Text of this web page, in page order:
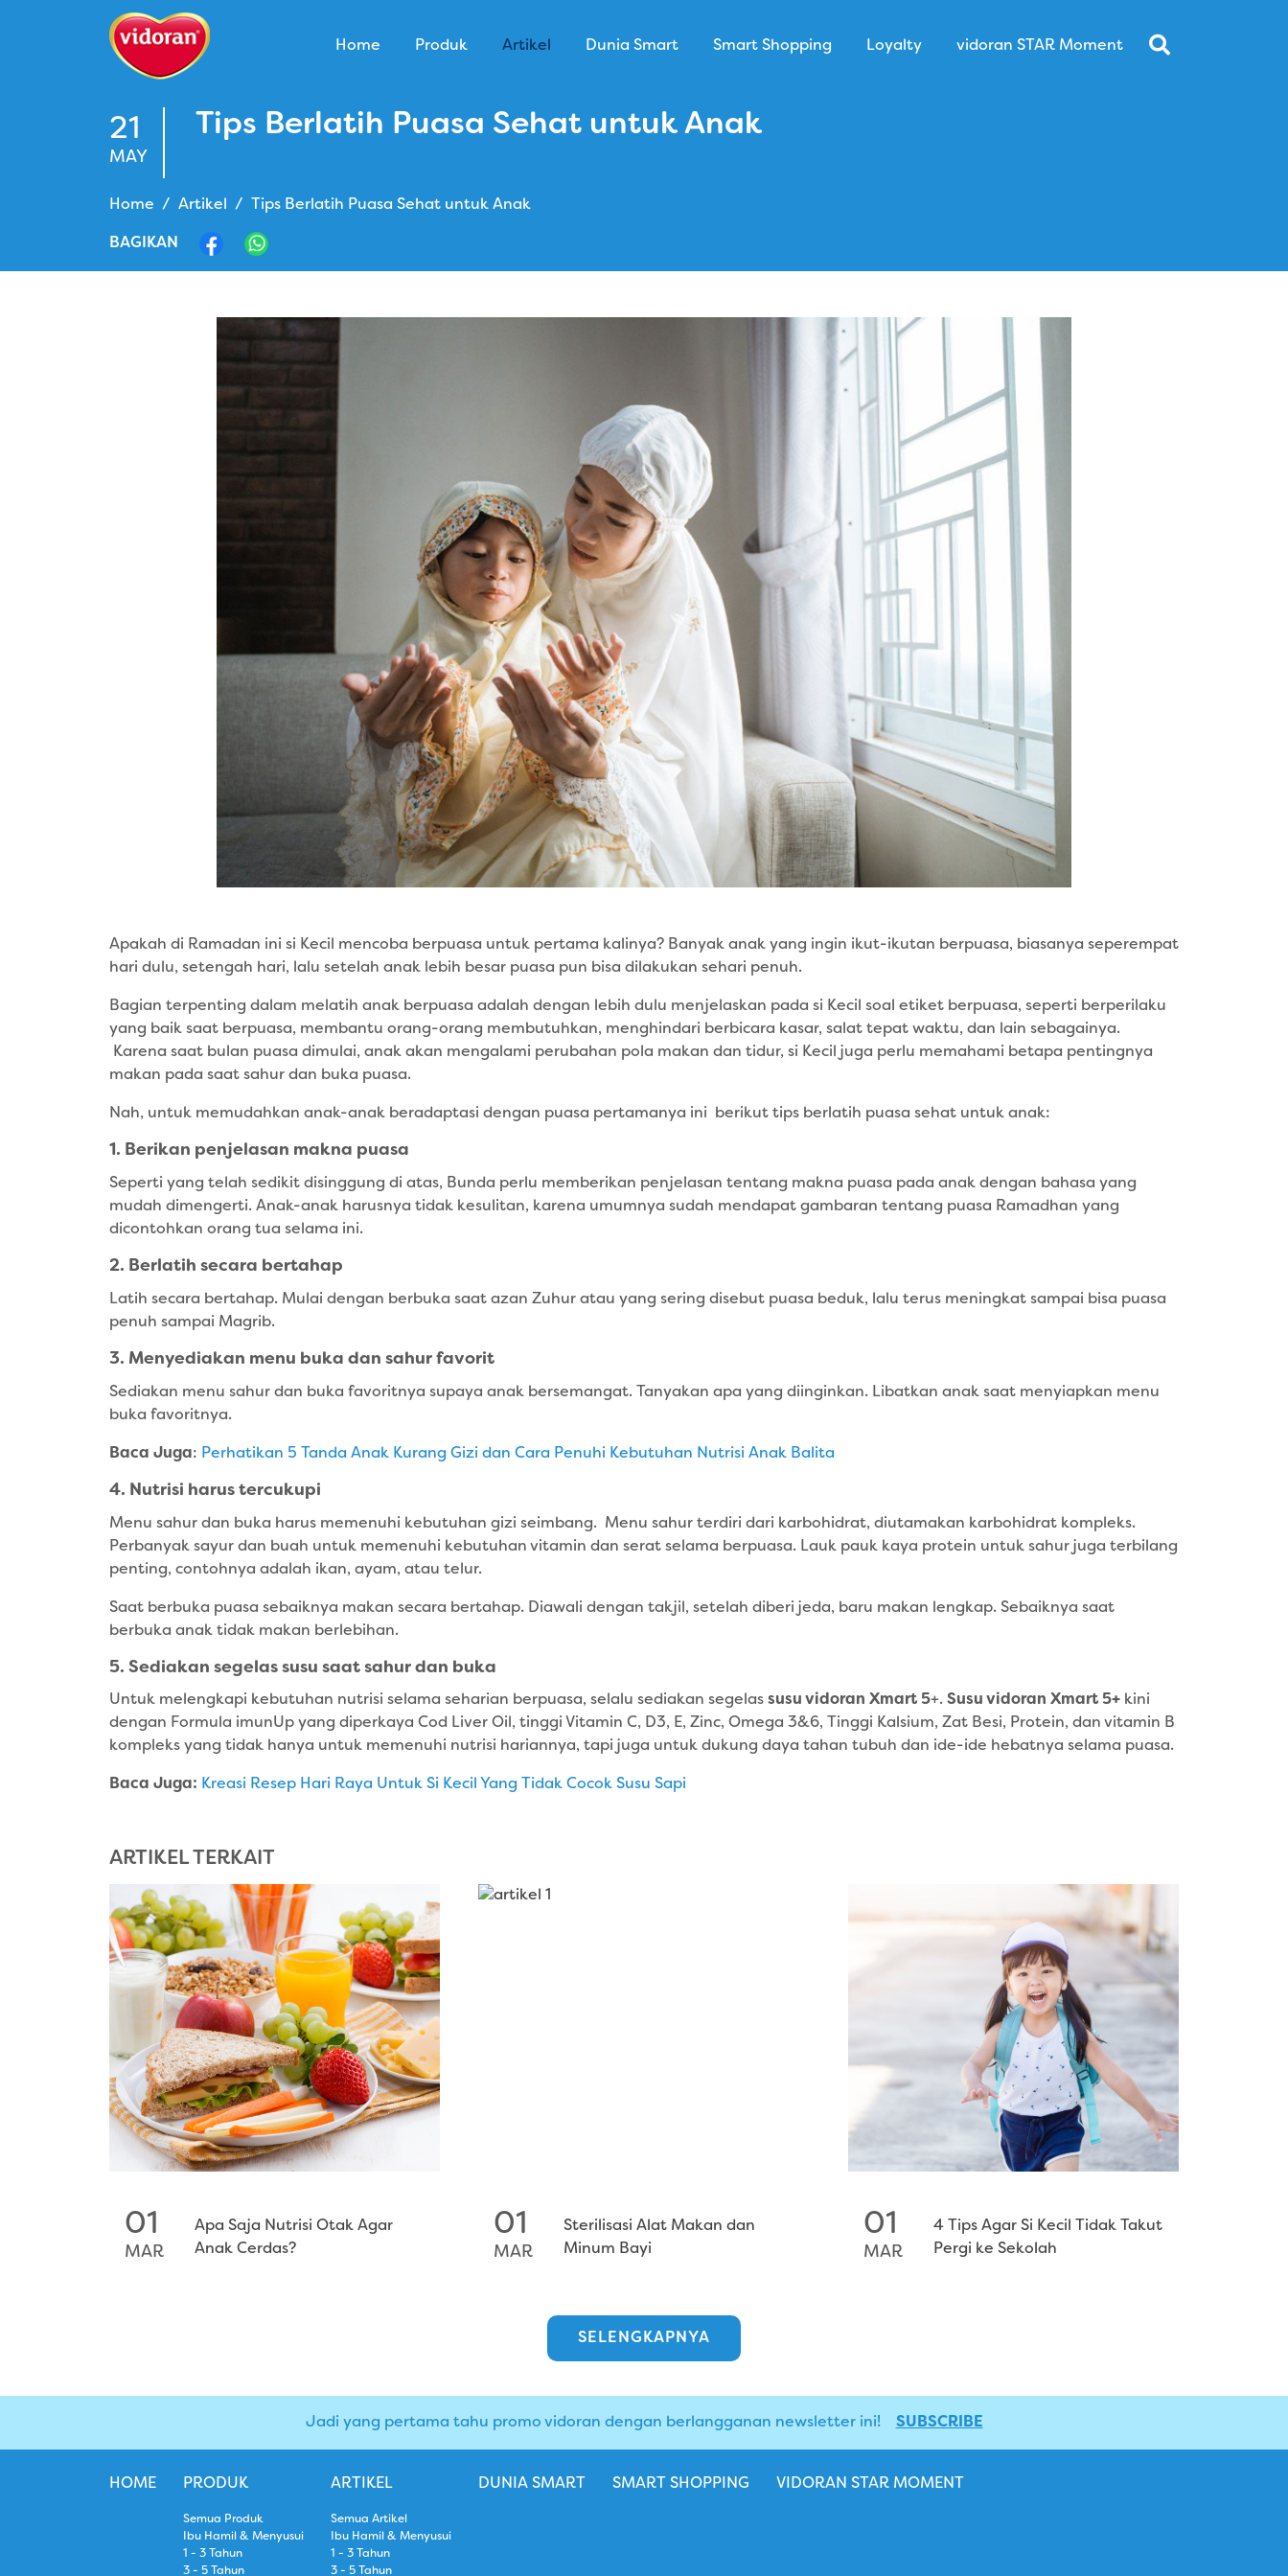
Home Produk Artikel Dunia Smart Smart Shopping Loyalty vidoran STAR Moment
21
MAY
Tips Berlatih Puasa Sehat untuk Anak
Home Artikel Tips Berlatih Puasa Sehat untuk Anak
BAGIKAN
Apakah di Ramadan ini si Kecil mencoba berpuasa untuk pertama kalinya? Banyak anak yang ingin ikut-ikutan berpuasa, biasanya seperempat
hari dulu, setengah hari, lalu setelah anak lebih besar puasa pun bisa dilakukan sehari penuh.
Bagian terpenting dalam melatih anak berpuasa adalah dengan lebih dulu menjelaskan pada si Kecil soal etiket berpuasa, seperti berperilaku
yang baik saat berpuasa, membantu orang-orang membutuhkan, menghindari berbicara kasar, salat tepat waktu, dan lain sebagainya.
Karena saat bulan puasa dimulai, anak akan mengalami perubahan pola makan dan tidur, si Kecil juga perlu memahami betapa pentingnya
makan pada saat sahur dan buka puasa.
Nah, untuk memudahkan anak-anak beradaptasi dengan puasa pertamanya ini berikut tips berlatih puasa sehat untuk anak:
1. Berikan penjelasan makna puasa
Seperti yang telah sedikit disinggung di atas, Bunda perlu memberikan penjelasan tentang makna puasa pada anak dengan bahasa yang
mudah dimengerti. Anak-anak harusnya tidak kesulitan, karena umumnya sudah mendapat gambaran tentang puasa Ramadhan yang
dicontohkan orang tua selama ini.
2. Berlatih secara bertahap
Latih secara bertahap. Mulai dengan berbuka saat azan Zuhur atau yang sering disebut puasa beduk, lalu terus meningkat sampai bisa puasa
penuh sampai Magrib.
3. Menyediakan menu buka dan sahur favorit
Sediakan menu sahur dan buka favoritnya supaya anak bersemangat. Tanyakan apa yang diinginkan. Libatkan anak saat menyiapkan menu
buka favoritnya.
Baca Juga: Perhatikan 5 Tanda Anak Kurang Gizi dan Cara Penuhi Kebutuhan Nutrisi Anak Balita
4. Nutrisi harus tercukupi
Menu sahur dan buka harus memenuhi kebutuhan gizi seimbang. Menu sahur terdiri dari karbohidrat, diutamakan karbohidrat kompleks.
Perbanyak sayur dan buah untuk memenuhi kebutuhan vitamin dan serat selama berpuasa. Lauk pauk kaya protein untuk sahur juga terbilang
penting, contohnya adalah ikan, ayam, atau telur.
Saat berbuka puasa sebaiknya makan secara bertahap. Diawali dengan takjil, setelah diberi jeda, baru makan lengkap. Sebaiknya saat
berbuka anak tidak makan berlebihan.
5. Sediakan segelas susu saat sahur dan buka
Untuk melengkapi kebutuhan nutrisi selama seharian berpuasa, selalu sediakan segelas susu vidoran Xmart 5+. Susu vidoran Xmart 5+ kini
dengan Formula imunUp yang diperkaya Cod Liver Oil, tinggi Vitamin C, D3, E, Zinc, Omega 3&6, Tinggi Kalsium, Zat Besi, Protein, dan vitamin B
kompleks yang tidak hanya untuk memenuhi nutrisi hariannya, tapi juga untuk dukung daya tahan tubuh dan ide-ide hebatnya selama puasa.
Baca Juga: Kreasi Resep Hari Raya Untuk Si Kecil Yang Tidak Cocok Susu Sapi
ARTIKEL TERKAIT
01
MAR
Apa Saja Nutrisi Otak Agar
Anak Cerdas?
01
MAR
Sterilisasi Alat Makan dan
Minum Bayi
01
MAR
4 Tips Agar Si Kecil Tidak Takut
Pergi ke Sekolah
SELENGKAPNYA
Jadi yang pertama tahu promo vidoran dengan berlangganan newsletter ini! SUBSCRIBE
HOME PRODUK
Semua Produk
Ibu Hamil & Menyusui
1 - 3 Tahun
3 - 5 Tahun
ARTIKEL
Semua Artikel
Ibu Hamil & Menyusui
1 - 3 Tahun
3 - 5 Tahun
DUNIA SMART SMART SHOPPING VIDORAN STAR MOMENT